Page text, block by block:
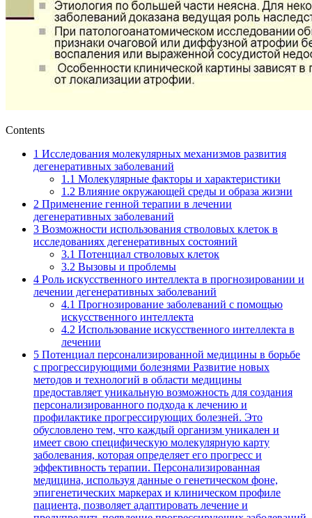
Contents
1 Исследования молекулярных механизмов развития
дегенеративных заболеваний
1.1 Молекулярные факторы и характеристики
1.2 Влияние окружающей среды и образа жизни
2 Применение генной терапии в лечении
дегенеративных заболеваний
3 Возможности использования стволовых клеток в
исследованиях дегенеративных состояний
3.1 Потенциал стволовых клеток
3.2 Вызовы и проблемы
4 Роль искусственного интеллекта в прогнозировании и
лечении дегенеративных заболеваний
4.1 Прогнозирование заболеваний с помощью
искусственного интеллекта
4.2 Использование искусственного интеллекта в
лечении
5 Потенциал персонализированной медицины в борьбе
с прогрессирующими болезнями Развитие новых
методов и технологий в области медицины
предоставляет уникальную возможность для создания
персонализированного подхода к лечению и
профилактике прогрессирующих болезней. Это
обусловлено тем, что каждый организм уникален и
имеет свою специфическую молекулярную карту
заболевания, которая определяет его прогресс и
эффективность терапии. Персонализированная
медицина, используя данные о генетическом фоне,
эпигенетических маркерах и клиническом профиле
пациента, позволяет адаптировать лечение и